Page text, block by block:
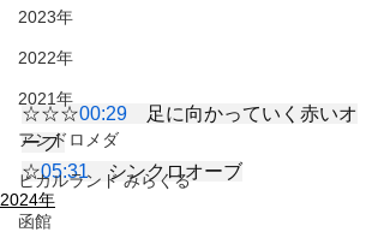
2023年
2022年
2021年
アンドロメダ
ヒカルランド みらくる
函館
☆☆☆00:29 足に向かっていく赤いオ
ーブ
☆05:31 シンクロオーブ
2024年